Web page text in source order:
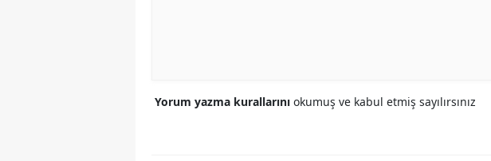
Yorum yazma kurallarını okumuş ve kabul etmiş sayılırsınız